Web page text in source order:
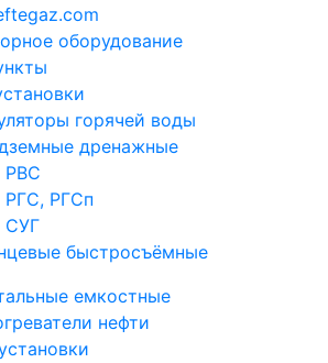
оборудование
горячей воды
дренажные
РВС
РГС, РГСп
СУГ
быстросъёмные
емкостные
нефти